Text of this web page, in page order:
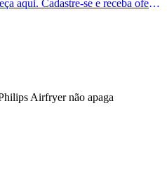
Um estilo de vida saudável começa aqui. Cadastre-se e receba ofertas exclusivas.
Airfryer não apaga